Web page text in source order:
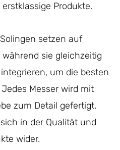
Produkte.
setzen auf
sie gleichzeitig
um die besten
Messer wird mit
zum Detail gefertigt.
in der Qualität und
wider.